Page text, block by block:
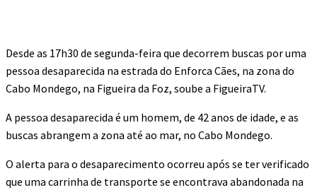
Desde as 17h30 de segunda-feira que decorrem buscas por uma
pessoa desaparecida na estrada do Enforca Cães, na zona do
Cabo Mondego, na Figueira da Foz, soube a FigueiraTV.
A pessoa desaparecida é um homem, de 42 anos de idade, e as
buscas abrangem a zona até ao mar, no Cabo Mondego.
O alerta para o desaparecimento ocorreu após se ter verificado
que uma carrinha de transporte se encontrava abandonada na